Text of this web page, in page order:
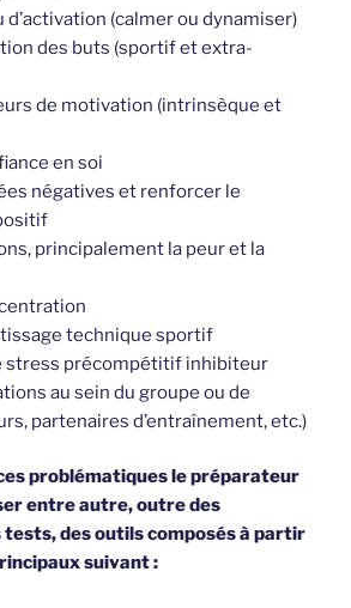
d’activation (calmer ou dynamiser)
des buts (sportif et extra-
de motivation (intrinsèque et
en soi
négatives et renforcer le
principalement la peur et la
technique sportif
stress précompétitif inhibiteur
au sein du groupe ou de
partenaires d’entraînement, etc.)
problématiques le préparateur
entre autre, outre des
des outils composés à partir
suivant :